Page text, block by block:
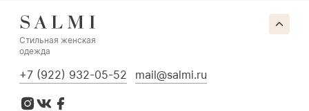
Стильная женская
одежда
+7 (922) 932-05-52 mail@salmi.ru